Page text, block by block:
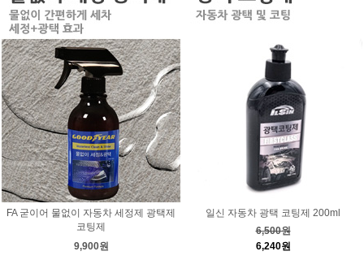
FA 굳이어 물없이 자동차 세정제 광택제
코팅제
9,900원
일신 자동차 광택 코팅제 200ml
6,500원
6,240원